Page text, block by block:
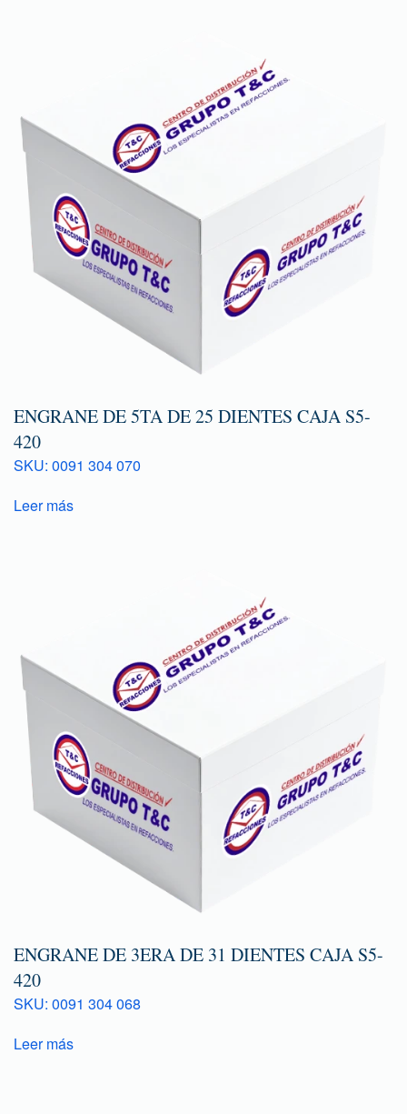
ENGRANE DE 5TA DE 25 DIENTES CAJA S5-
420
SKU: 0091 304 070
Leer más
ENGRANE DE 3ERA DE 31 DIENTES CAJA S5-
420
SKU: 0091 304 068
Leer más